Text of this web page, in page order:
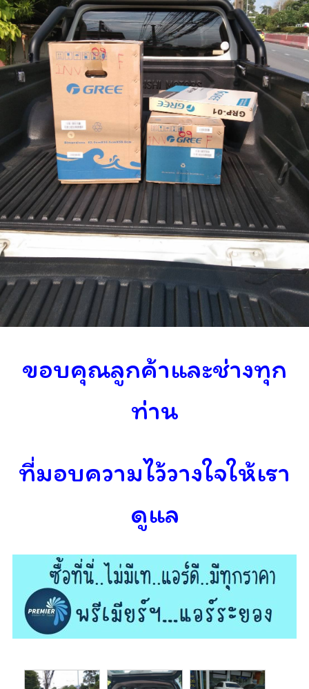
ขอบคุณลูกค้าและช่างทุก
ท่าน
ที่มอบความไว้วางใจให้เรา
ดูแล